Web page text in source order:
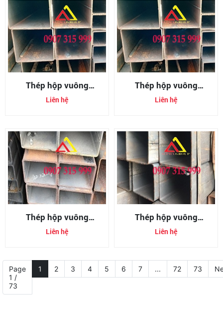
Thép hộp vuông
300x300x6mm
(300x300x6ly)
Liên hệ
Thép hộp vuông
300x300x8mm
(300x300x8ly)
Liên hệ
Thép hộp vuông
350x350x12mm
(350x350x12ly)
Liên hệ
Thép hộp vuông
350x350x6mm
(350x350x6ly)
Liên hệ
Page
1 /
73
1 2 3 4 5 6 7 ... 72 73